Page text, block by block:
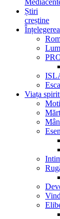
Știri
creștine
Viața